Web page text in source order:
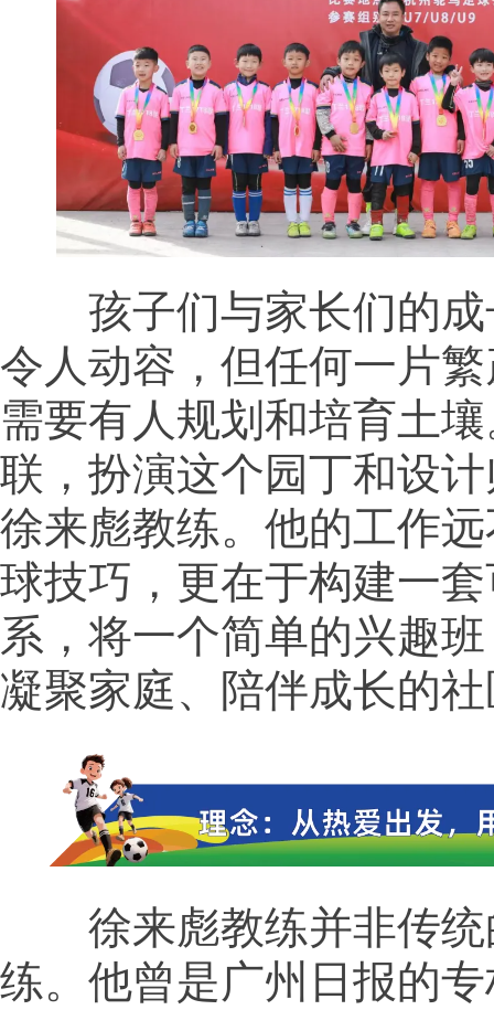
孩子们与家长们的成
令人动容，但任何一片
需要有人规划和培育土
联，扮演这个园丁和设
徐来彪教练。他的工作
球技巧，更在于构建一
系，将一个简单的兴趣
凝聚家庭、陪伴成长的
徐来彪教练并非传统
练。他曾是广州日报的